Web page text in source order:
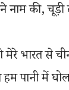
नाम की, चूड़ी
मेरे भारत से
पानी में